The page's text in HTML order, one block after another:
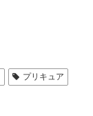
プリキュア